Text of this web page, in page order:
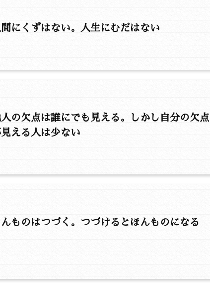
にくずはない。人生にむだはない
の欠点は誰にでも見える。しかし自分の欠点
える人は少ない
ものはつづく。つづけるとほんものになる